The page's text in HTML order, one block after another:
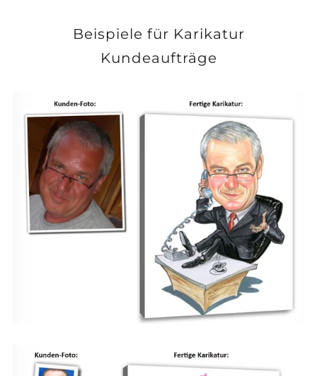
Beispiele für Karikatur
Kundeaufträge